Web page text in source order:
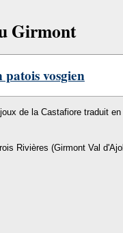
Girmont
vosgien
de la Castafiore traduit
Rivières (Girmont Val